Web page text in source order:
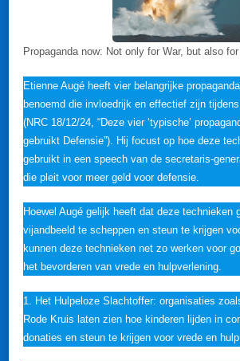
Propaganda now: Not only for War, but also
Etienne Augé heeft vier belangrijke
benoemd die invloedrijk en effectief zijn
(NRC 18/12/24, “Deze vier ‘typische’
gebruikt Defensie”). Hij focust op hoe deze
gebruikt in een speech van de secretaris-
die pleit voor meer geld voor defensie.
Hoewel Augé gelijk heeft dat deze technieken
vijandbeeld te scheppen en steun te krijgen
kunnen deze technieken net zo werken voor
het bevorderen van vrede en hulpverlening.
1. Het Hulpeloze Slachtoffer: organisaties
Rode Kruis laten zien hoe kinderen lijden in
donaties en steun te krijgen voor vrede en